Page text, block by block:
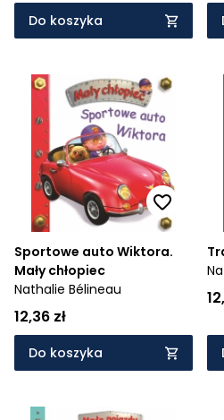
Do koszyka
Sportowe auto Wiktora.
Mały chłopiec
Nathalie Bélineau
12,36 zł
Do koszyka